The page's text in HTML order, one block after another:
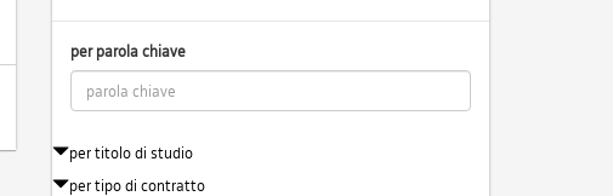
per parola chiave
per titolo di studio
per tipo di contratto